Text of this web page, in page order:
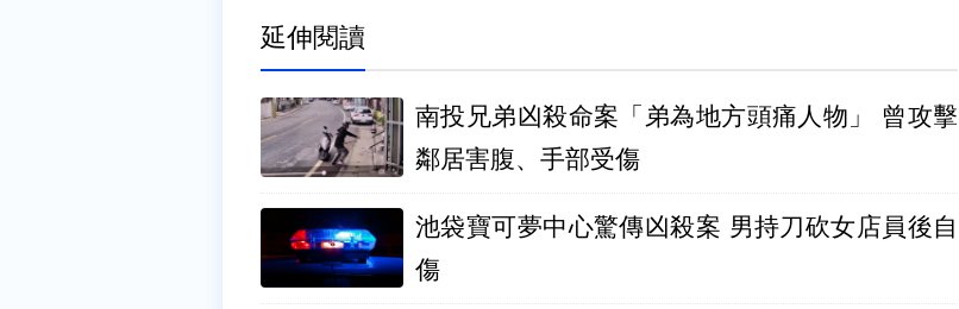
延伸閱讀
南投兄弟凶殺命案「弟為地方頭痛人物」 曾攻擊
鄰居害腹、手部受傷
池袋寶可夢中心驚傳凶殺案 男持刀砍女店員後自
傷